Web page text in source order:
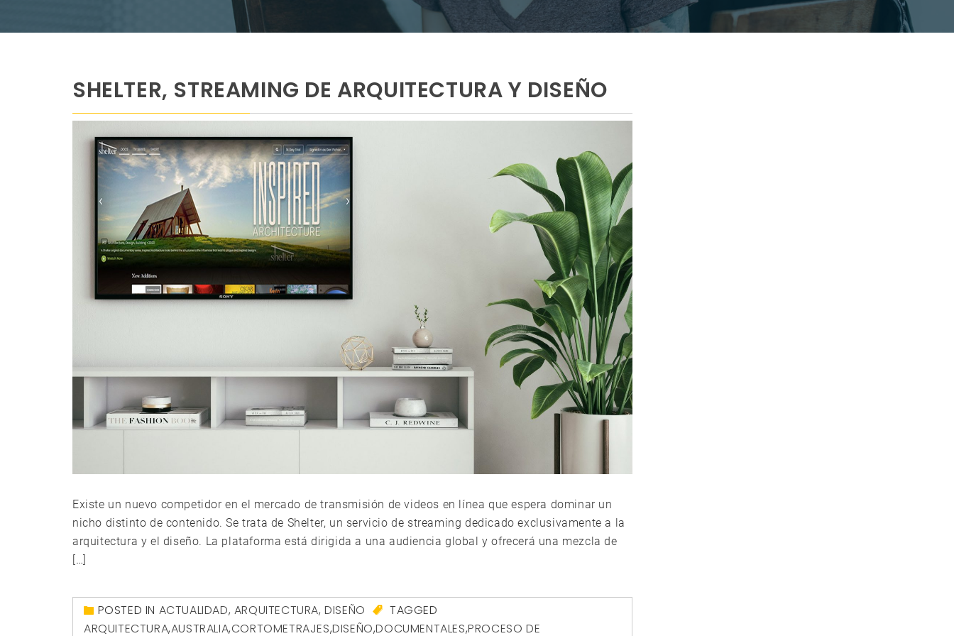
SHELTER, STREAMING DE ARQUITECTURA Y DISEÑO
Existe un nuevo competidor en el mercado de transmisión de videos en línea que espera dominar un
nicho distinto de contenido. Se trata de Shelter, un servicio de streaming dedicado exclusivamente a la
arquitectura y el diseño. La plataforma está dirigida a una audiencia global y ofrecerá una mezcla de
[…]
POSTED IN ACTUALIDAD, ARQUITECTURA,DISEÑO
TAGGED
ARQUITECTURA,AUSTRALIA,CORTOMETRAJES,DISEÑO,DOCUMENTALES,PROCESO DE